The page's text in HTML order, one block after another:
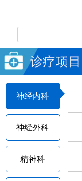
神经内科
神经外科
精神科